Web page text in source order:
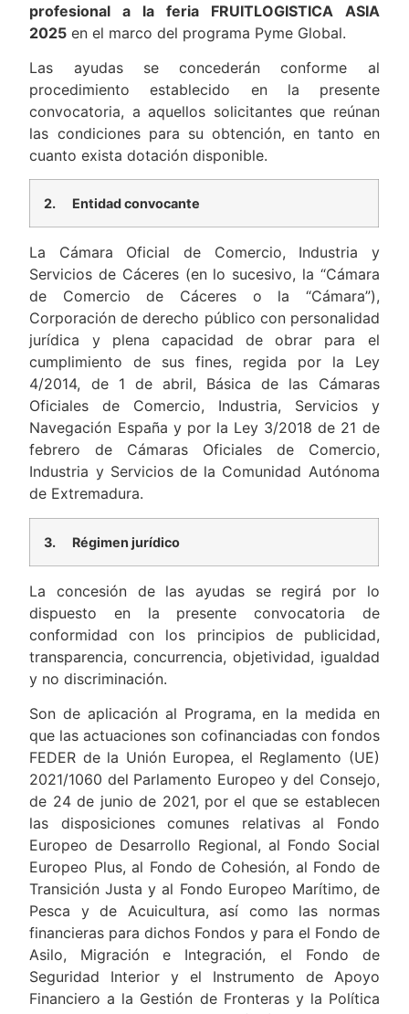
profesional a la feria FRUITLOGISTICA ASIA
2025 en el marco del programa Pyme Global.
Las ayudas se concederán conforme al
procedimiento establecido en la presente
convocatoria, a aquellos solicitantes que reúnan
las condiciones para su obtención, en tanto en
cuanto exista dotación disponible.
2. Entidad convocante
La Cámara Oficial de Comercio, Industria y
Servicios de Cáceres (en lo sucesivo, la “Cámara
de Comercio de Cáceres o la “Cámara”),
Corporación de derecho público con personalidad
jurídica y plena capacidad de obrar para el
cumplimiento de sus fines, regida por la Ley
4/2014, de 1 de abril, Básica de las Cámaras
Oficiales de Comercio, Industria, Servicios y
Navegación España y por la Ley 3/2018 de 21 de
febrero de Cámaras Oficiales de Comercio,
Industria y Servicios de la Comunidad Autónoma
de Extremadura.
3. Régimen jurídico
La concesión de las ayudas se regirá por lo
dispuesto en la presente convocatoria de
conformidad con los principios de publicidad,
transparencia, concurrencia, objetividad, igualdad
y no discriminación.
Son de aplicación al Programa, en la medida en
que las actuaciones son cofinanciadas con fondos
FEDER de la Unión Europea, el Reglamento (UE)
2021/1060 del Parlamento Europeo y del Consejo,
de 24 de junio de 2021, por el que se establecen
las disposiciones comunes relativas al Fondo
Europeo de Desarrollo Regional, al Fondo Social
Europeo Plus, al Fondo de Cohesión, al Fondo de
Transición Justa y al Fondo Europeo Marítimo, de
Pesca y de Acuicultura, así como las normas
financieras para dichos Fondos y para el Fondo de
Asilo, Migración e Integración, el Fondo de
Seguridad Interior y el Instrumento de Apoyo
Financiero a la Gestión de Fronteras y la Política